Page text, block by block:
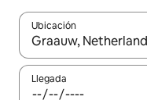
Ubicación
Cuando los
Llegada